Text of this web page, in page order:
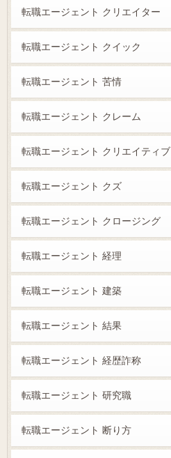
転職エージェント クリエイター
転職エージェント クイック
転職エージェント 苦情
転職エージェント クレーム
転職エージェント クリエイティブ
転職エージェント クズ
転職エージェント クロージング
転職エージェント 経理
転職エージェント 建築
転職エージェント 結果
転職エージェント 経歴詐称
転職エージェント 研究職
転職エージェント 断り方